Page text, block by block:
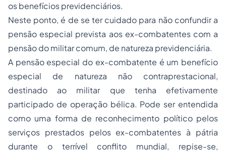
os benefícios previdenciários.
Neste ponto, é de se ter cuidado para não confundir a
pensão especial prevista aos ex-combatentes com a
pensão do militar comum, de natureza previdenciária.
A pensão especial do ex-combatente é um benefício
especial de natureza não contraprestacional,
destinado ao militar que tenha efetivamente
participado de operação bélica. Pode ser entendida
como uma forma de reconhecimento político pelos
serviços prestados pelos ex-combatentes à pátria
durante o terrível conflito mundial, repise-se,